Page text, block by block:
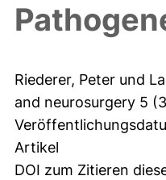
Riederer, Peter und
and neurosurgery 5
Artikel
DOI zum Zitieren